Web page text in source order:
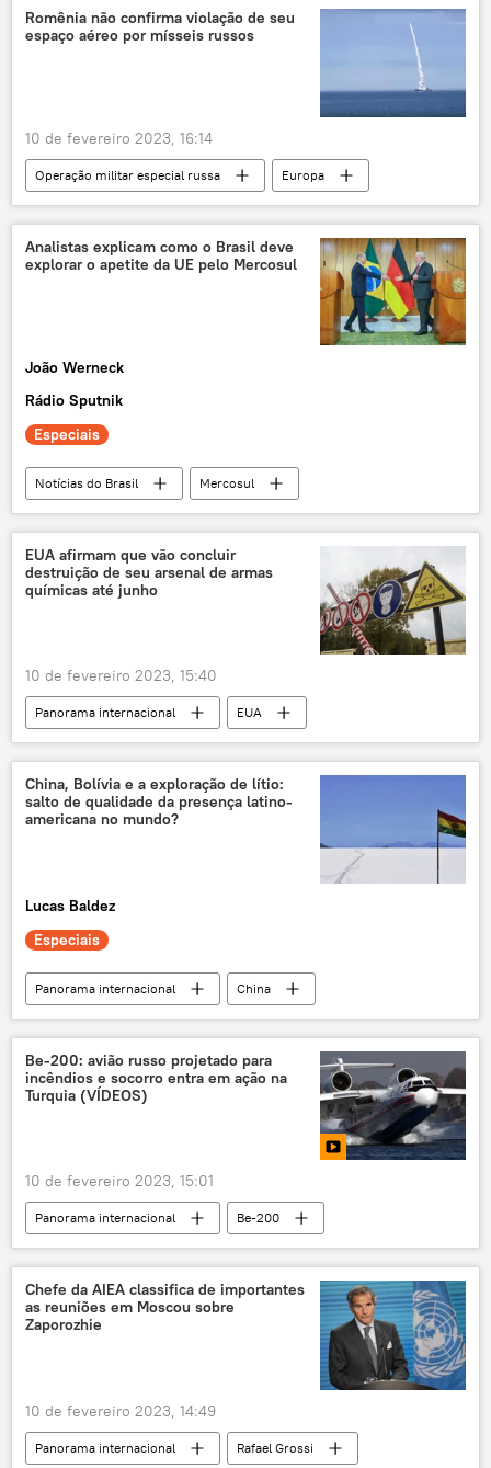
Europa
operação militar especial
geopolítica mundial
geopolítica
MiG-29
F-16
operação militar especial
Bratislava
Romênia não confirma violação de seu
espaço aéreo por mísseis russos
10 de fevereiro 2023, 16:14
Operação militar especial russa
Europa
Romênia
Ucrânia
Vladimir Zelensky
Rússia
Ministério das Relações Exteriores
Analistas explicam como o Brasil deve
explorar o apetite da UE pelo Mercosul
João Werneck
Rádio Sputnik
Especiais
Notícias do Brasil
Mercosul
geopolítica mundial
tensão geopolítica
Alemanha
Olaf Scholz
América do Sul
Américas
EUA
multilateralismo
exclusiva
Mundioka
Brasil
Estados Unidos
EUA afirmam que vão concluir
destruição de seu arsenal de armas
químicas até junho
10 de fevereiro 2023, 15:40
Panorama internacional
EUA
arsenal
Departamento de Estado dos EUA
Pentágono
tratado
Estados Unidos
armas químicas
Américas
China, Bolívia e a exploração de lítio:
salto de qualidade da presença latino-
americana no mundo?
Lucas Baldez
Especiais
Panorama internacional
China
Bolívia
lítio
mineral
exploração
exclusiva
Américas
Ásia e Oceania
Be-200: avião russo projetado para
incêndios e socorro entra em ação na
Turquia (VÍDEOS)
10 de fevereiro 2023, 15:01
Panorama internacional
Be-200
Turquia
Rússia
anfíbio
incêndio
socorro
ajuda russa
EUA
Chile
Portugal
Chefe da AIEA classifica de importantes
as reuniões em Moscou sobre
Zaporozhie
10 de fevereiro 2023, 14:49
Panorama internacional
Rafael Grossi